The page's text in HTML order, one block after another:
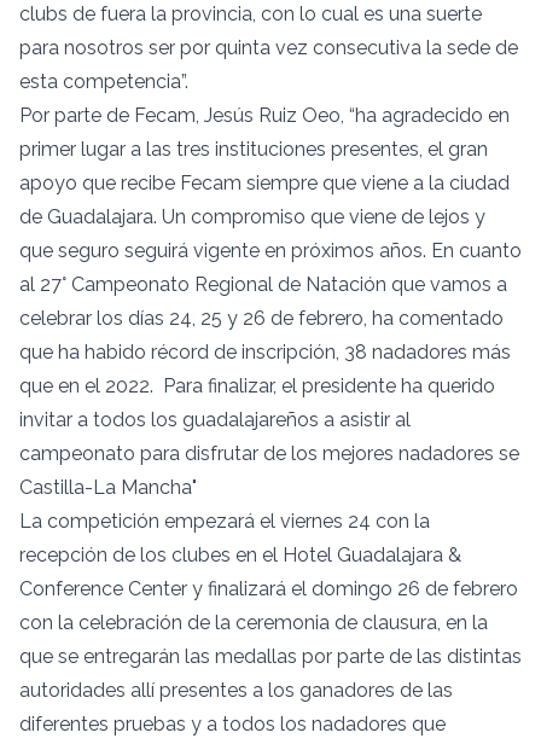
clubs de fuera la provincia, con lo cual es una suerte
para nosotros ser por quinta vez consecutiva la sede de
esta competencia”.
Por parte de Fecam, Jesús Ruiz Oeo, “ha agradecido en
primer lugar a las tres instituciones presentes, el gran
apoyo que recibe Fecam siempre que viene a la ciudad
de Guadalajara. Un compromiso que viene de lejos y
que seguro seguirá vigente en próximos años. En cuanto
al 27° Campeonato Regional de Natación que vamos a
celebrar los días 24, 25 y 26 de febrero, ha comentado
que ha habido récord de inscripción, 38 nadadores más
que en el 2022. Para finalizar, el presidente ha querido
invitar a todos los guadalajareños a asistir al
campeonato para disfrutar de los mejores nadadores se
Castilla-La Mancha"
La competición empezará el viernes 24 con la
recepción de los clubes en el Hotel Guadalajara &
Conference Center y finalizará el domingo 26 de febrero
con la celebración de la ceremonia de clausura, en la
que se entregarán las medallas por parte de las distintas
autoridades allí presentes a los ganadores de las
diferentes pruebas y a todos los nadadores que